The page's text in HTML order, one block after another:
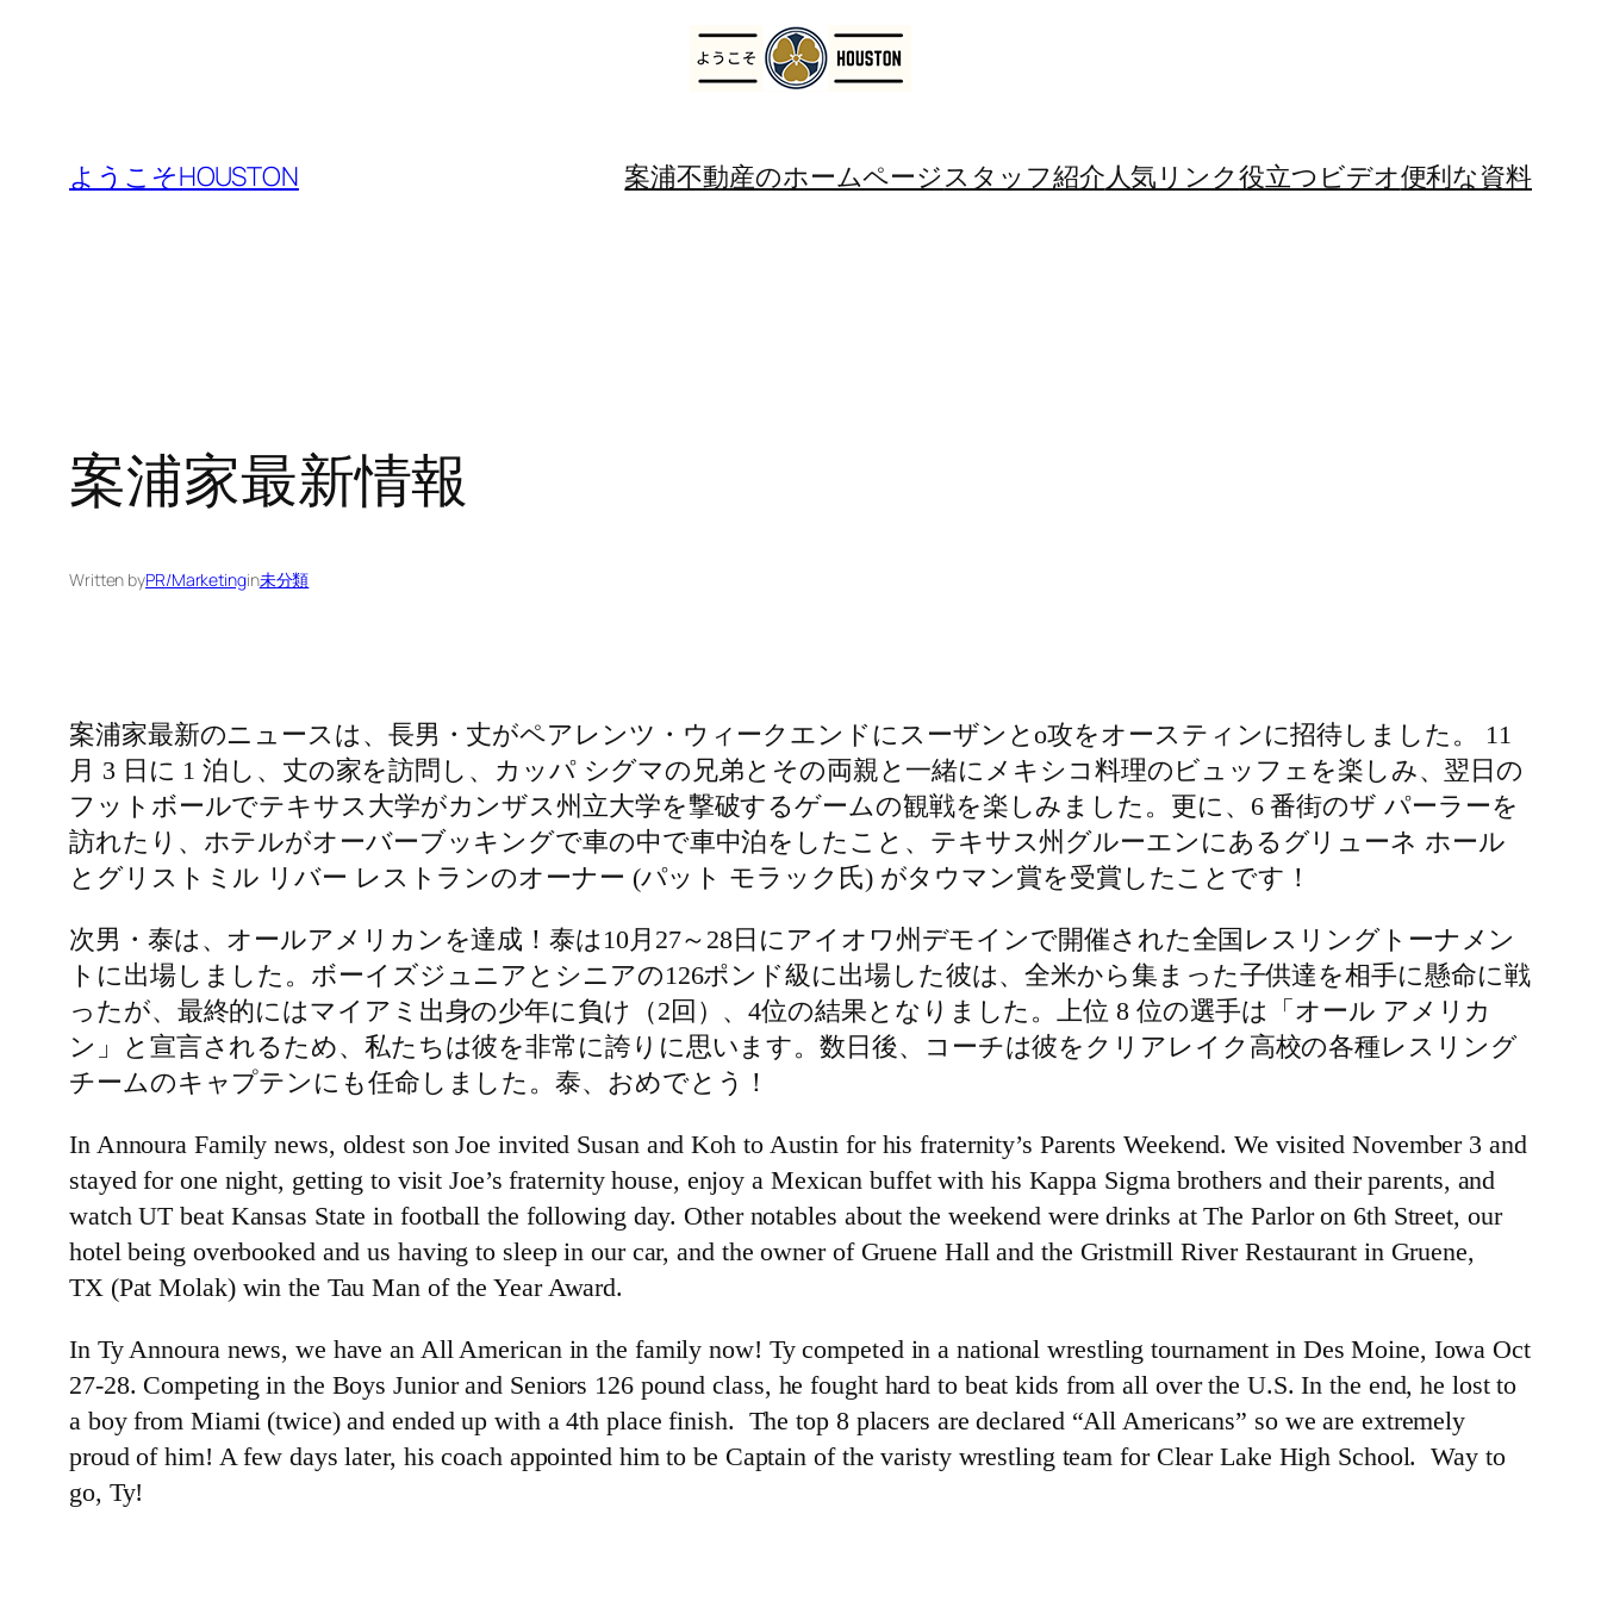
ようこそHOUSTON 案浦不動産のホームページスタッフ紹介人気リンク役立つビデオ便利な資料
案浦家最新情報
Written byPR/Marketingin未分類
案浦家最新のニュースは、長男・丈がペアレンツ・ウィークエンドにスーザンとo攻をオースティンに招待しました。 11
月 3 日に 1 泊し、丈の家を訪問し、カッパ シグマの兄弟とその両親と一緒にメキシコ料理のビュッフェを楽しみ、翌日の
フットボールでテキサス大学がカンザス州立大学を撃破するゲームの観戦を楽しみました。更に、6 番街のザ パーラーを
訪れたり、ホテルがオーバーブッキングで車の中で車中泊をしたこと、テキサス州グルーエンにあるグリューネ ホール
とグリストミル リバー レストランのオーナー (パット モラック氏) がタウマン賞を受賞したことです！
次男・泰は、オ​​ールアメリカンを達成！泰は10月27～28日にアイオワ州デモインで開催された全国レスリングトーナメン
トに出場しました。ボーイズジュニアとシニアの126ポンド級に出場した彼は、全米から集まった子供達を相手に懸命に戦
ったが、最終的にはマイアミ出身の少年に負け（2回）、4位の結果となりました。上位 8 位の選手は「オール アメリカ
ン」と宣言されるため、私たちは彼を非常に誇りに思います。数日後、コーチは彼をクリアレイク高校の各種レスリング
チームのキャプテンにも任命しました。泰、おめでとう！
In Annoura Family news, oldest son Joe invited Susan and Koh to Austin for his fraternity’s Parents Weekend. We visited November 3 and
stayed for one night, getting to visit Joe’s fraternity house, enjoy a Mexican buffet with his Kappa Sigma brothers and their parents, and
watch UT beat Kansas State in football the following day. Other notables about the weekend were drinks at The Parlor on 6th Street, our
hotel being overbooked and us having to sleep in our car, and the owner of Gruene Hall and the Gristmill River Restaurant in Gruene,
TX (Pat Molak) win the Tau Man of the Year Award.
In Ty Annoura news, we have an All American in the family now! Ty competed in a national wrestling tournament in Des Moine, Iowa Oct
27-28. Competing in the Boys Junior and Seniors 126 pound class, he fought hard to beat kids from all over the U.S. In the end, he lost to
a boy from Miami (twice) and ended up with a 4th place finish. The top 8 placers are declared “All Americans” so we are extremely
proud of him! A few days later, his coach appointed him to be Captain of the varisty wrestling team for Clear Lake High School. Way to
go, Ty!